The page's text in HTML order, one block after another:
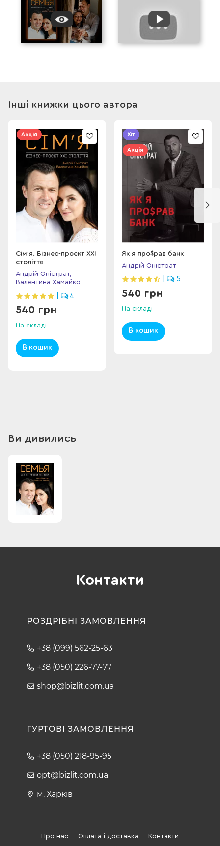
Інші книжки цього автора
Акція
Сім’я. Бізнес-проєкт ХХІ
століття
Андрій Оністрат,
Валентина Хамайко
4
540 грн
На складі
В кошик
Хіт
Акція
Як я про$рав банк
Андрій Оністрат
5
540 грн
На складі
В кошик
Ви дивились
Контакти
РОЗДРІБНІ ЗАМОВЛЕННЯ
+38 (099) 562-25-63
+38 (050) 226-77-77
shop@bizlit.com.ua
ГУРТОВІ ЗАМОВЛЕННЯ
+38 (050) 218-95-95
opt@bizlit.com.ua
м. Харків
Про нас Оплата і доставка Контакти